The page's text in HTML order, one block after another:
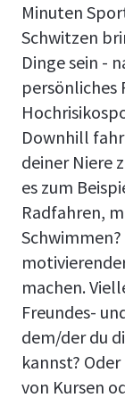
Minuten
Schwitzen
Dinge sein -
persönliches
Downhill
deiner Niere
es zum
Radfahren,
Schwimmen?
machen.
Freundes-
dem/der du
kannst?
von Kursen